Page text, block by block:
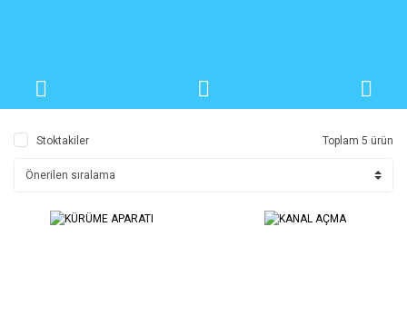
Stoktakiler Toplam 5 ürün